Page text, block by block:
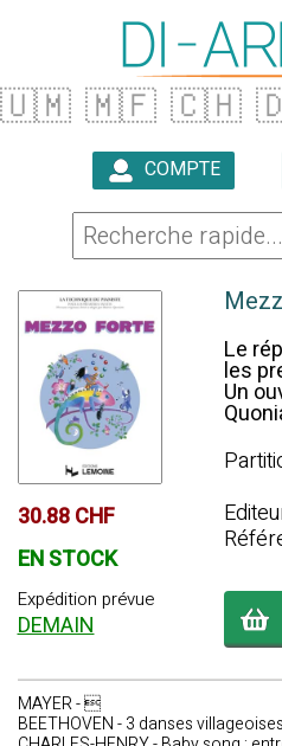
🇺🇲 🇲🇫 🇨🇭
COMPTE
30.88 CHF
EN STOCK
Expédition prévue
DEMAIN
Le
les
Un
MAYER - 
BEETHOVEN - 3 danses villageoises